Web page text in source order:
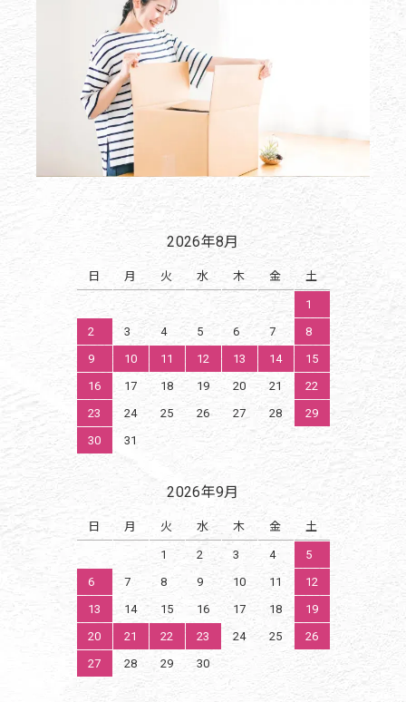
2026年8月
日 月 火 水 木 金 土
1
2
3 4 5 6 7
8
9
10 11 12 13 14
15
16
17 18 19 20 21
22
23
24 25 26 27 28
29
30
31
2026年9月
日 月 火 水 木 金 土
1 2 3 4
5
6
7 8 9 10 11
12
13
14 15 16 17 18
19
20
21 22 23 24 25
26
27
28 29 30